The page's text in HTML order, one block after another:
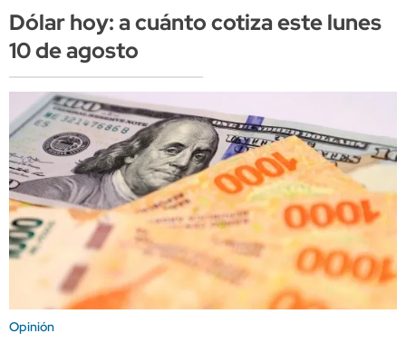
Dólar hoy: a cuánto cotiza este lunes
10 de agosto
Opinión